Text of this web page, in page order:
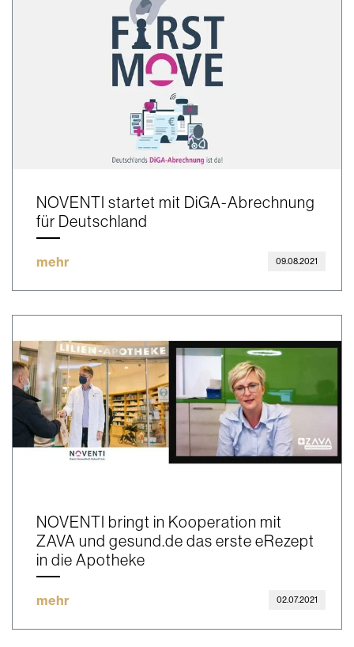
NOVENTI startet mit DiGA-Abrechnung
für Deutschland
mehr 09.08.2021
NOVENTI bringt in Kooperation mit
ZAVA und gesund.de das erste eRezept
in die Apotheke
mehr 02.07.2021